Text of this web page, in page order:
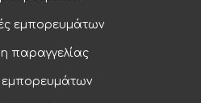
εμπορευμάτων
παραγγελίας
εμπορευμάτων